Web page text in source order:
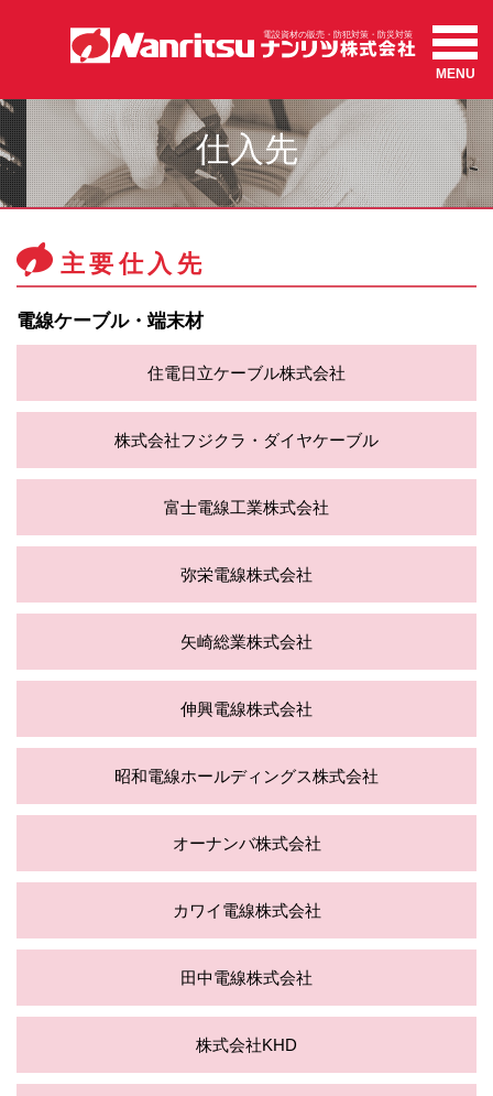
MENU
仕入先
主要仕入先
電線ケーブル・端末材
住電日立ケーブル株式会社
株式会社フジクラ・ダイヤケーブル
富士電線工業株式会社
弥栄電線株式会社
矢崎総業株式会社
伸興電線株式会社
昭和電線ホールディングス株式会社
オーナンバ株式会社
カワイ電線株式会社
田中電線株式会社
株式会社KHD